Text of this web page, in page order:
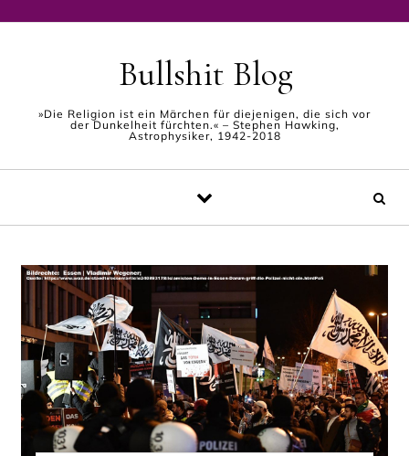
Bullshit Blog
»Die Religion ist ein Märchen für diejenigen, die sich vor
der Dunkelheit fürchten.« – Stephen Hawking,
Astrophysiker, 1942-2018